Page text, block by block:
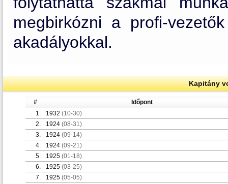
megbirkózni a profi-
akadályokkal.
Kapitány
#
Időpont
1.
1932 (10-30)
2.
1924 (08-31)
3.
1924 (09-14)
4.
1924 (09-21)
5.
1925 (01-18)
6.
1925 (03-25)
7.
1925 (05-05)